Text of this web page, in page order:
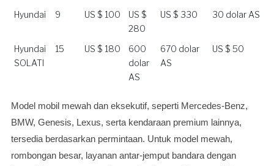
Jam
Hyundai 9 US $ 100
US $
280
US $ 330 30 dolar AS
Hyundai
SOLATI
15 US $ 180
600
dolar
AS
670 dolar
AS
US $ 50
Model mobil mewah dan eksekutif, seperti Mercedes-Benz,
BMW, Genesis, Lexus, serta kendaraan premium lainnya,
tersedia berdasarkan permintaan. Untuk model mewah,
rombongan besar, layanan antar-jemput bandara dengan